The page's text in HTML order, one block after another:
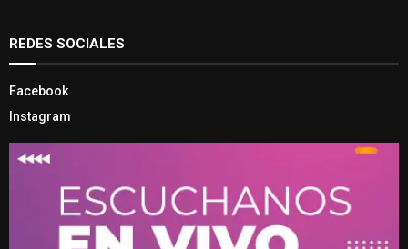
REDES SOCIALES
Facebook
Instagram